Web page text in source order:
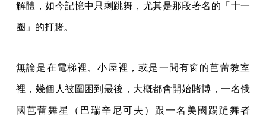
解體，如今記憶中只剩跳舞，尤其是那段著名的「十一
圈」的打賭。
無論是在電梯裡、小屋裡，或是一間有窗的芭蕾教室
裡，幾個人被圍困到最後，大概都會開始賭博，一名俄
國芭蕾舞星（巴瑞辛尼可夫）跟一名美國踢躂舞者